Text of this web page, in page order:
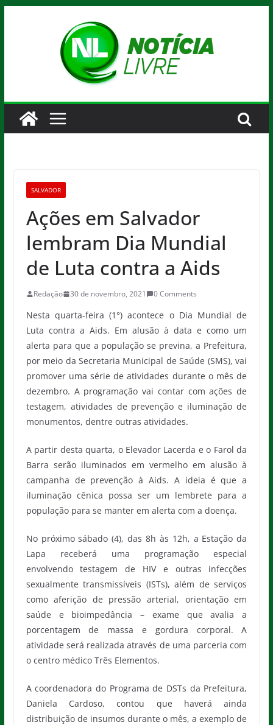
SALVADOR
Ações em Salvador
lembram Dia Mundial
de Luta contra a Aids
Redação 30 de novembro, 2021 0 Comments
Nesta quarta-feira (1°) acontece o Dia Mundial de
Luta contra a Aids. Em alusão à data e como um
alerta para que a população se previna, a Prefeitura,
por meio da Secretaria Municipal de Saúde (SMS), vai
promover uma série de atividades durante o mês de
dezembro. A programação vai contar com ações de
testagem, atividades de prevenção e iluminação de
monumentos, dentre outras atividades.
A partir desta quarta, o Elevador Lacerda e o Farol da
Barra serão iluminados em vermelho em alusão à
campanha de prevenção à Aids. A ideia é que a
iluminação cênica possa ser um lembrete para a
população para se manter em alerta com a doença.
No próximo sábado (4), das 8h às 12h, a Estação da
Lapa receberá uma programação especial
envolvendo testagem de HIV e outras infecções
sexualmente transmissíveis (ISTs), além de serviços
como aferição de pressão arterial, orientação em
saúde e bioimpedância – exame que avalia a
porcentagem de massa e gordura corporal. A
atividade será realizada através de uma parceria com
o centro médico Três Elementos.
A coordenadora do Programa de DSTs da Prefeitura,
Daniela Cardoso, contou que haverá ainda
distribuição de insumos durante o mês, a exemplo de